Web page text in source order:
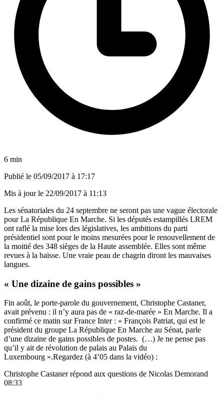
6 min
Publié le 05/09/2017 à 17:17
Mis à jour le 22/09/2017 à 11:13
Les sénatoriales du 24 septembre ne seront pas une vague électorale
pour La République En Marche. Si les députés estampillés LREM
ont raflé la mise lors des législatives, les ambitions du parti
présidentiel sont pour le moins mesurées pour le renouvellement de
la moitié des 348 sièges de la Haute assemblée. Elles sont même
revues à la baisse. Une vraie peau de chagrin diront les mauvaises
langues.
« Une dizaine de gains possibles »
Fin août, le porte-parole du gouvernement, Christophe Castaner,
avait prévenu : il n’y aura pas de « raz-de-marée » En Marche. Il a
confirmé ce matin sur France Inter : « François Patriat, qui est le
président du groupe La République En Marche au Sénat, parle
d’une dizaine de gains possibles de postes. (…) Je ne pense pas
qu’il y ait de révolution de palais au Palais du
Luxembourg ».Regardez (à 4’05 dans la vidéo) :
Christophe Castaner répond aux questions de Nicolas Demorand
08:33